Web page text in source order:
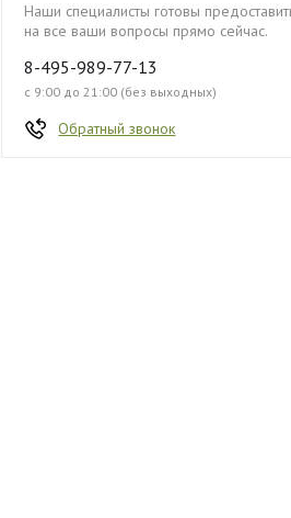
Наши специалисты готовы
на все ваши вопросы прямо сейчас.
8-495-989-77-13
с 9:00 до 21:00 (без выходных)
Обратный звонок